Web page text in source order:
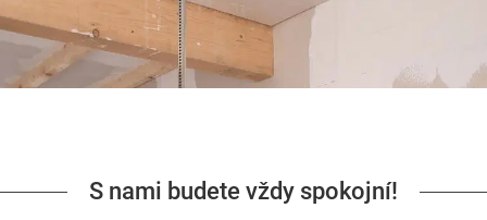
S nami budete vždy spokojní!